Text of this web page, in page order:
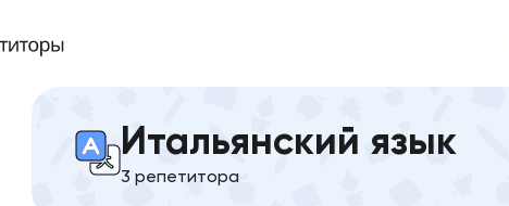
Итальянский язык
3 репетитора